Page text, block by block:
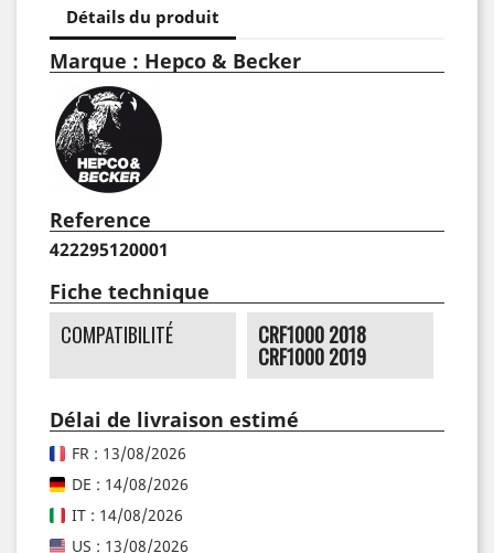
Détails du produit
Marque : Hepco & Becker
Reference
422295120001
Fiche technique
COMPATIBILITÉ CRF1000 2018
CRF1000 2019
Délai de livraison estimé
FR : 13/08/2026
DE : 14/08/2026
IT : 14/08/2026
US : 13/08/2026